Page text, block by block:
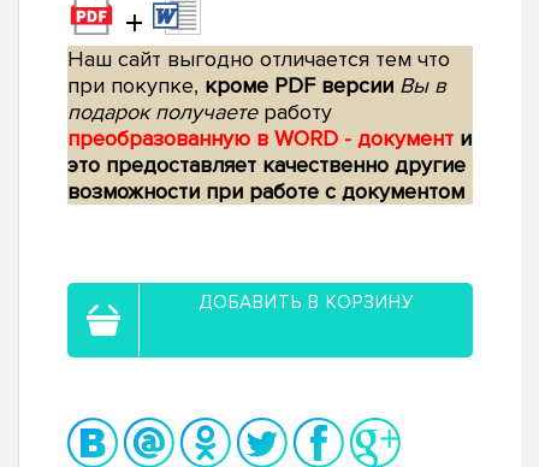
+
Наш сайт выгодно отличается тем что
при покупке, кроме PDF версии Вы в
подарок получаетеработу
преобразованную в WORD - документ и
это предоставляет качественно другие
возможности при работе с документом
ДОБАВИТЬ В КОРЗИНУ